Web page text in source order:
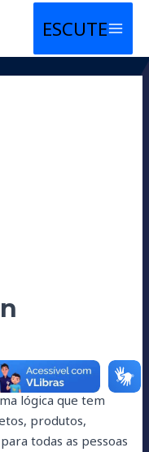
MENU
Cynara Maíra
lógica que tem
produtos,
todas as pessoas